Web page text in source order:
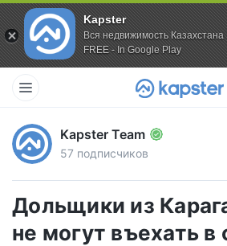
Kapster
Вся недвижимость Казахстана
FREE - In Google Play
Kapster Team
57 подписчиков
Дольщики из
не могут въехать в